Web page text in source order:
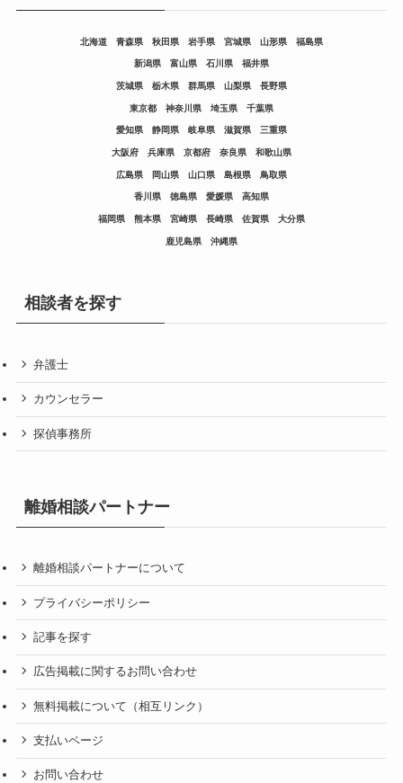
北海道 青森県 秋田県 岩手県 宮城県 山形県 福島県
新潟県 富山県 石川県 福井県
茨城県 栃木県 群馬県 山梨県 長野県
東京都 神奈川県 埼玉県 千葉県
愛知県 静岡県 岐阜県 滋賀県 三重県
大阪府 兵庫県 京都府 奈良県 和歌山県
広島県 岡山県 山口県 島根県 鳥取県
香川県 徳島県 愛媛県 高知県
福岡県 熊本県 宮崎県 長崎県 佐賀県 大分県
鹿児島県 沖縄県
相談者を探す
弁護士
カウンセラー
探偵事務所
離婚相談パートナー
離婚相談パートナーについて
プライバシーポリシー
記事を探す
広告掲載に関するお問い合わせ
無料掲載について（相互リンク）
支払いページ
お問い合わせ